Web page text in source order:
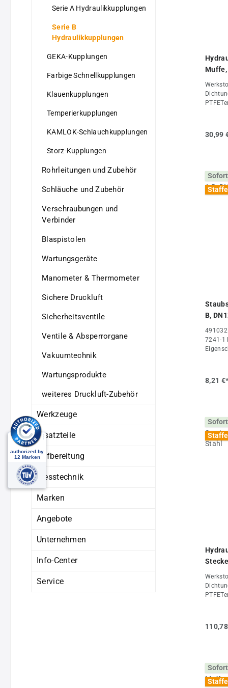
Serie A Hydraulikkupplungen
Serie B
Hydraulikkupplungen
GEKA-Kupplungen
Farbige Schnellkupplungen
Klauenkupplungen
Temperierkupplungen
KAMLOK-Schlauchkupplungen
Storz-Kupplungen
Rohrleitungen und Zubehör
Schläuche und Zubehör
Verschraubungen und
Verbinder
Blaspistolen
Wartungsgeräte
Manometer & Thermometer
Sichere Druckluft
Sicherheitsventile
Ventile & Absperrorgane
Vakuumtechnik
Wartungsprodukte
weiteres Druckluft-Zubehör
Werkzeuge
Ersatzteile
Aufbereitung
Messtechnik
Marken
Angebote
Unternehmen
Info-Center
Service
Muffe,
auch
PT 3/
30,99
B,
7241-1
8,21 €*
Stahl
auch